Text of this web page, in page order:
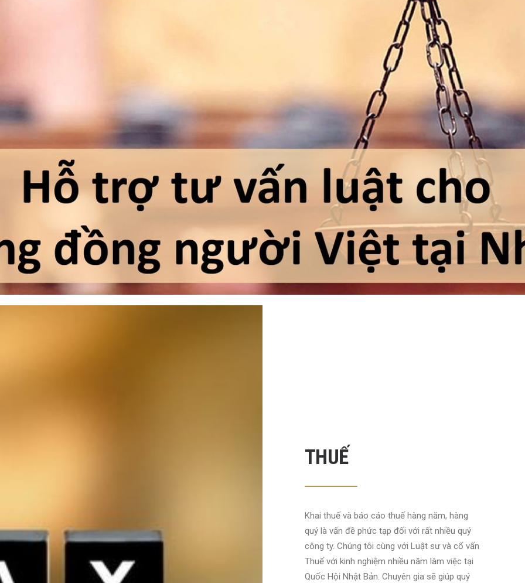
THUẾ
Khai thuế và báo cáo thuế hàng năm, hàng
quý là vấn đề phức tạp đối với rất nhiều quý
công ty. Chúng tôi cùng với Luật sư và cố vấn
Thuế với kinh nghiệm nhiều năm làm việc tại
Quốc Hội Nhật Bản. Chuyên gia sẽ giúp quý